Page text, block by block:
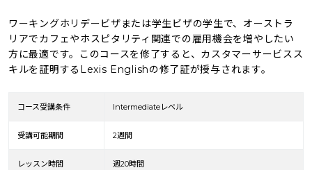
ワーキングホリデービザまたは学生ビザの学生で、オーストラ
リアでカフェやホスピタリティ関連での雇用機会を増やしたい
方に最適です。このコースを修了すると、カスタマーサービスス
キルを証明するLexis Englishの修了証が授与されます。
コース受講条件 Intermediateレベル
受講可能期間 2週間
レッスン時間 週20時間